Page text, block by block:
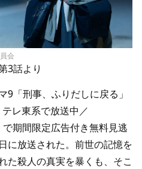
会
3話より
9「刑事、ふりだしに戻る」
レ東系で放送中／
期間限定広告付き無料見逃
に放送された。前世の記憶を
た殺人の真実を暴くも、そこ